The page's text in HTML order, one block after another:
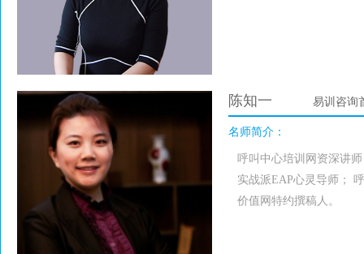
陈知一 易训咨询
名师简介：
呼叫中心培训网资深讲
实战派EAP心灵导师；
价值网特约撰稿人。